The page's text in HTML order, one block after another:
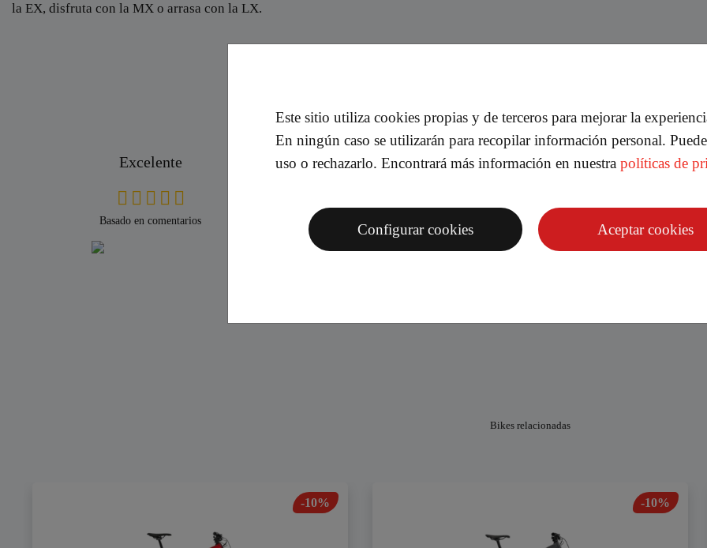
la EX, disfruta con la MX o arrasa con la LX.
Excelente
Basado en comentarios
Magnífico taller a 5 minutos del centro de
Girona, ¡un equipo excelente!
Mariona
Buen servicio de reparaciones de motos. Si
rápido realizar la gestión de dejar el
vehículo y, como ha sido mi caso, que te
dejen un vehículo de cortesía para utilizar
Una empresa de toda su vida
Bikes relacionadas
-10% -10%
Este sitio utiliza cookies propias y de terceros para mejorar la
En ningún caso se utilizarán para recopilar información personal.
uso o rechazarlo. Encontrará más información en nuestra políticas de
Configurar cookies Aceptar cookies